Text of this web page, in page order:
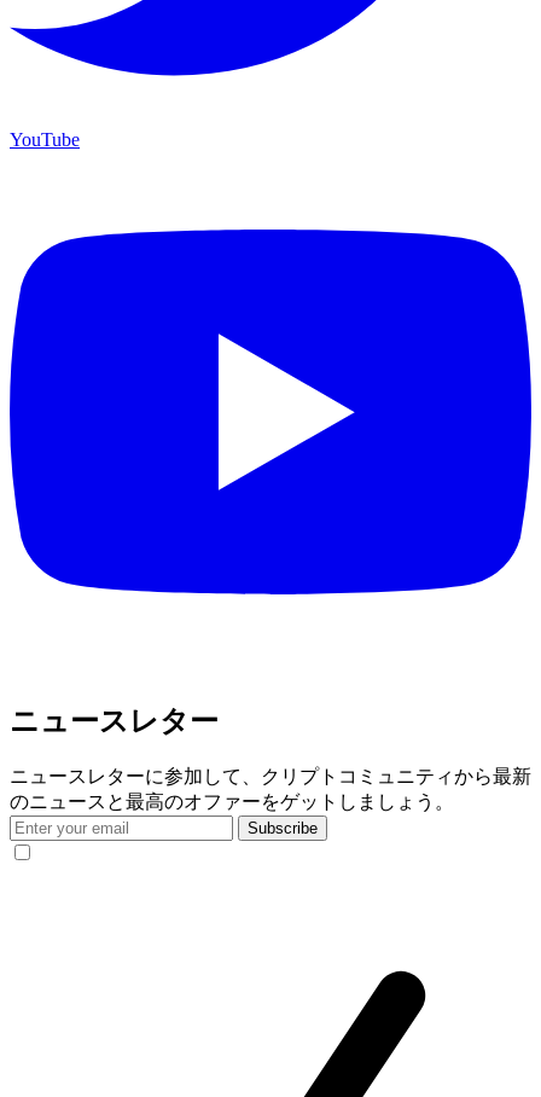
YouTube
ニュースレター
ニュースレターに参加して、クリプトコミュニティから最新
のニュースと最高のオファーをゲットしましょう。
Subscribe